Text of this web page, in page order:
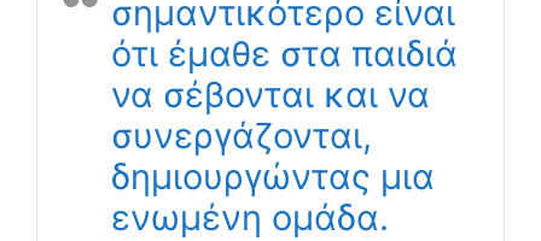
σημαντικότερο είναι
ότι έμαθε στα παιδιά
να σέβονται και να
συνεργάζονται,
δημιουργώντας μια
ενωμένη ομάδα.